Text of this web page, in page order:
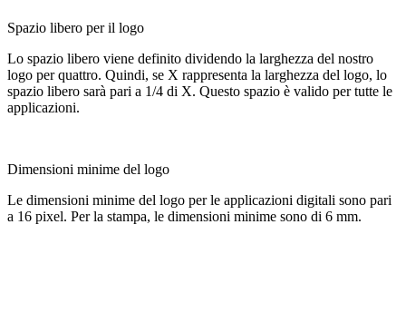
Spazio libero per il logo
Lo spazio libero viene definito dividendo la larghezza del nostro
logo per quattro. Quindi, se X rappresenta la larghezza del logo, lo
spazio libero sarà pari a 1/4 di X. Questo spazio è valido per tutte le
applicazioni.
Dimensioni minime del logo
Le dimensioni minime del logo per le applicazioni digitali sono pari
a 16 pixel. Per la stampa, le dimensioni minime sono di 6 mm.